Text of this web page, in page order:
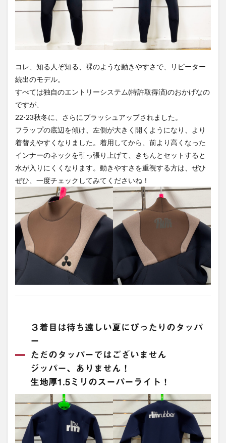
コレ、知る人ぞ知る、裸のような動きやすさで、リピーター
続出のモデル。
すべては独自のエントリーシステム(特許取得済)のおかげなの
ですが、
22-23秋冬に、さらにブラッシュアップされました。
フラップの底辺を傾け、左側が大きく開くようになり、より
着替えやすくなりました。着用してから、前より高くなった
インナーのネックを引っ張り上げて、きちんとセットすると
水が入りにくくなります。動きやすさを重視する方は、ぜひ
ぜひ、一度チェックしてみてくださいね！
３着目は待ち遠しい夏にぴったりのタッパ
ー
ただのタッパーではございません
ジッパー、ありません！
生地厚1.5ミリのスーパーライト！